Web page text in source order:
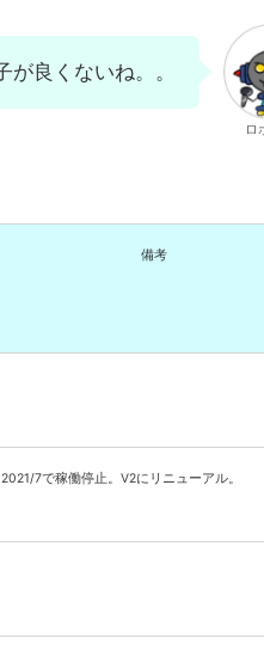
良くないね。。
ロ
備考
2021/7で稼働停止。V2にリニューアル。